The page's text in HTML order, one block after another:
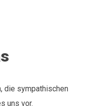
die sympathischen
uns vor.